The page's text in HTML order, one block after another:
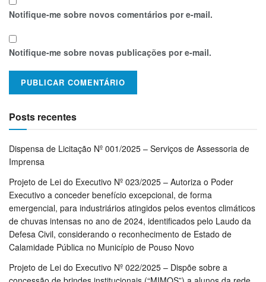
Notifique-me sobre novos comentários por e-mail.
Notifique-me sobre novas publicações por e-mail.
Posts recentes
Dispensa de Licitação Nº 001/2025 – Serviços de Assessoria de
Imprensa
Projeto de Lei do Executivo Nº 023/2025 – Autoriza o Poder
Executivo a conceder benefício excepcional, de forma
emergencial, para industriários atingidos pelos eventos climáticos
de chuvas intensas no ano de 2024, identificados pelo Laudo da
Defesa Civil, considerando o reconhecimento de Estado de
Calamidade Pública no Município de Pouso Novo
Projeto de Lei do Executivo Nº 022/2025 – Dispõe sobre a